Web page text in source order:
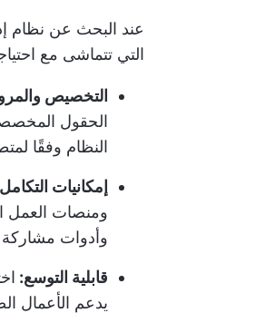
عند البحث عن نظام
التي تتماشى مع
التخصيص
الحقول
النظام وفقًا
إمكانيات التكامل
ومنصات العمل
وأدوات
قابلية التوسع:
يدعم الأعمال